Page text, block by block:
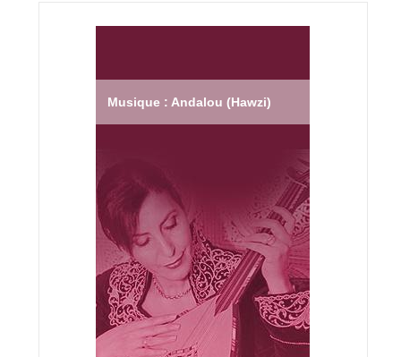
Musique : Andalou (Hawzi)